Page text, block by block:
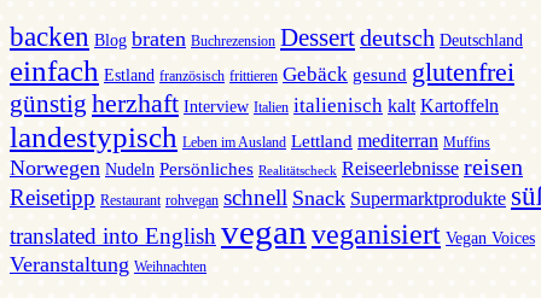
backen Blog braten Buchrezension Dessertdeutsch Deutschland
einfach Estland französisch frittieren Gebäck gesund glutenfrei
günstig herzhaft Interview Italien italienisch kalt Kartoffeln
landestypisch Leben im Ausland Lettland mediterran Muffins
Norwegen Nudeln Persönliches Realitätscheck Reiseerlebnisse reisen
Reisetipp Restaurant rohvegan schnell Snack Supermarktprodukte
translated into English vegan veganisiert Vegan Voices
Veranstaltung Weihnachten